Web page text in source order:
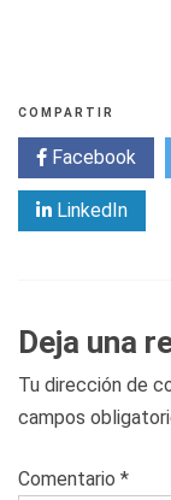
COMPARTIR
Facebook
LinkedIn
Deja una
Tu dirección de
campos
Comentario *